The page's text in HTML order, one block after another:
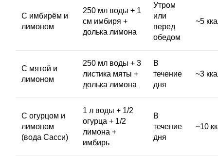
С имбирём и
лимоном
250 мл воды + 1
см имбиря +
долька лимона
Утром
или
перед
обедом
~5
С мятой и
лимоном
250 мл воды + 3
листика мяты +
долька лимона
В
течение
дня
~3
С огурцом и
лимоном
(вода Сасси)
1 л воды + 1/2
огурца + 1/2
лимона +
имбирь
В
течение
дня
~10